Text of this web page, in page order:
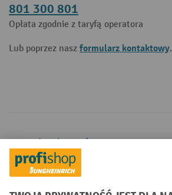
801 300 801
Opłata zgodnie z taryfą operatora
Lub poprzez nasz formularz kontaktowy.
Metody płatności
Creditcard (Master)Creditcard (Visa)